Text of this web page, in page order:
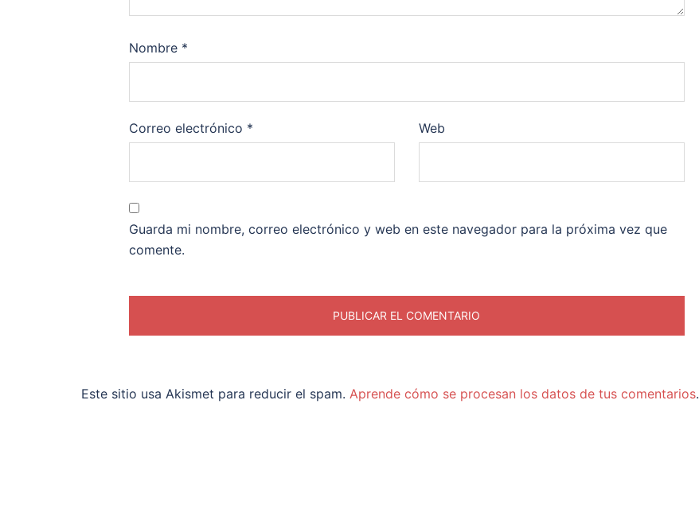
Nombre *
Correo electrónico * Web
Guarda mi nombre, correo electrónico y web en este navegador para la próxima vez que
comente.
Este sitio usa Akismet para reducir el spam. Aprende cómo se procesan los datos de tus comentarios.